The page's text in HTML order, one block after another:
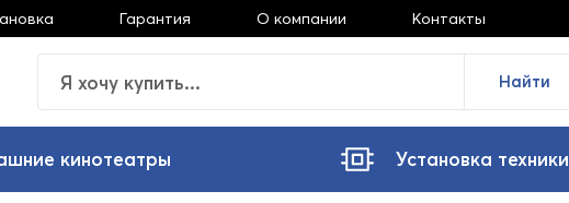
Гарантия О компании Контакты
Найти
кинотеатры Установка техники